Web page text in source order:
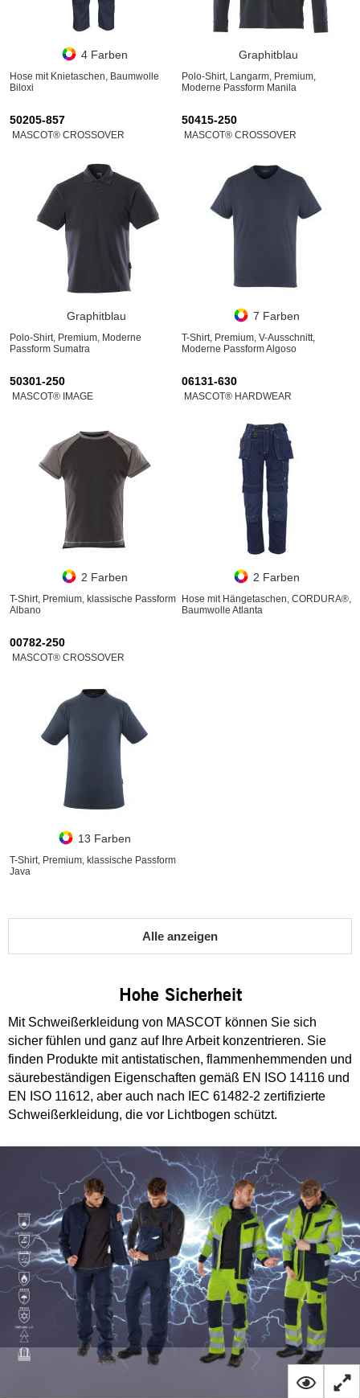
4 Farben
Hose mit Knietaschen, Baumwolle
Biloxi
Graphitblau
Polo-Shirt, Langarm, Premium,
Moderne Passform Manila
50205-857
MASCOT® CROSSOVER
Graphitblau
Polo-Shirt, Premium, Moderne
Passform Sumatra
50415-250
MASCOT® CROSSOVER
7 Farben
T-Shirt, Premium, V-Ausschnitt,
Moderne Passform Algoso
50301-250
MASCOT® IMAGE
2 Farben
T-Shirt, Premium, klassische Passform
Albano
06131-630
MASCOT® HARDWEAR
2 Farben
Hose mit Hängetaschen, CORDURA®,
Baumwolle Atlanta
00782-250
MASCOT® CROSSOVER
13 Farben
T-Shirt, Premium, klassische Passform
Java
Alle anzeigen
Hohe Sicherheit
Mit Schweißerkleidung von MASCOT können Sie sich
sicher fühlen und ganz auf Ihre Arbeit konzentrieren. Sie
finden Produkte mit antistatischen, flammenhemmenden und
säurebeständigen Eigenschaften gemäß EN ISO 14116 und
EN ISO 11612, aber auch nach IEC 61482-2 zertifizierte
Schweißerkleidung, die vor Lichtbogen schützt.